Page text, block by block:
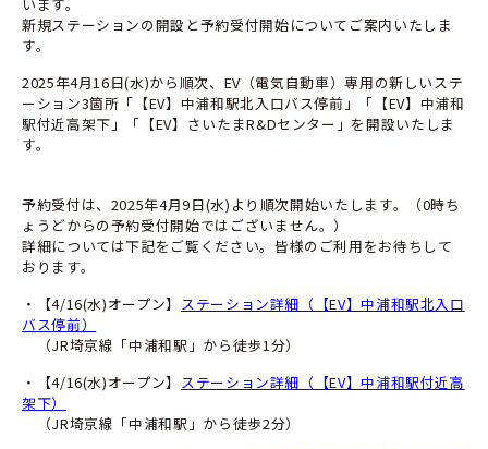
新規ステーションの開設と予約受付開始についてご案内いたしま
す。
2025年4月16日(水)から順次、EV（電気自動車）専用の新しいステ
ーション3箇所「【EV】中浦和駅北入口バス停前」「【EV】中浦和
駅付近高架下」「【EV】さいたまR&Dセンター」を開設いたしま
す。
予約受付は、2025年4月9日(水)より順次開始いたします。（0時ち
ょうどからの予約受付開始ではございません。）
詳細については下記をご覧ください。皆様のご利用をお待ちして
おります。
・【4/16(水)オープン】 ステーション詳細（【EV】中浦和駅北入口
バス停前）
（JR埼京線「中浦和駅」から徒歩1分）
・【4/16(水)オープン】 ステーション詳細（【EV】中浦和駅付近高
架下）
（JR埼京線「中浦和駅」から徒歩2分）